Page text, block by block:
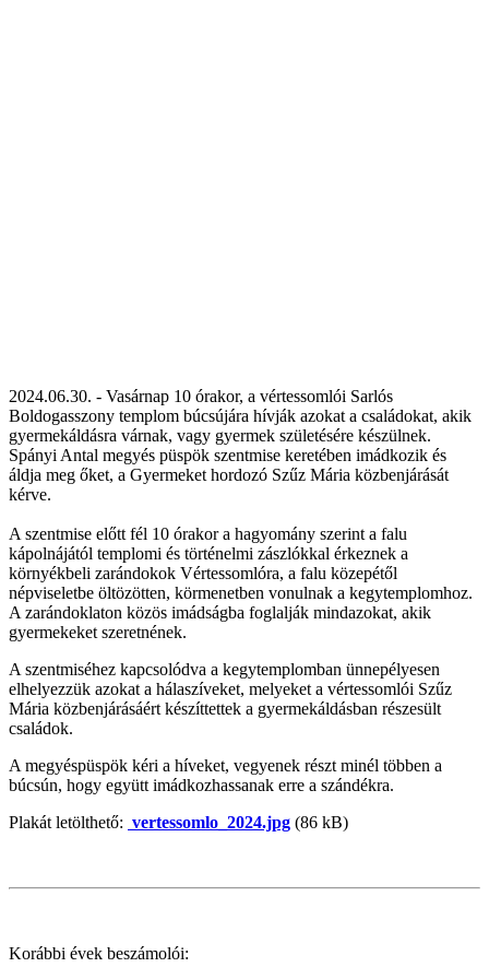
2024.06.30. - Vasárnap 10 órakor, a vértessomlói Sarlós
Boldogasszony templom búcsújára hívják azokat a családokat, akik
gyermekáldásra várnak, vagy gyermek születésére készülnek.
Spányi Antal megyés püspök szentmise keretében imádkozik és
áldja meg őket, a Gyermeket hordozó Szűz Mária közbenjárását
kérve.
A szentmise előtt fél 10 órakor a hagyomány szerint a falu
kápolnájától templomi és történelmi zászlókkal érkeznek a
környékbeli zarándokok Vértessomlóra, a falu közepétől
népviseletbe öltözötten, körmenetben vonulnak a kegytemplomhoz.
A zarándoklaton közös imádságba foglalják mindazokat, akik
gyermekeket szeretnének.
A szentmiséhez kapcsolódva a kegytemplomban ünnepélyesen
elhelyezzük azokat a hálaszíveket, melyeket a vértessomlói Szűz
Mária közbenjárásáért készíttettek a gyermekáldásban részesült
családok.
A megyéspüspök kéri a híveket, vegyenek részt minél többen a
búcsún, hogy együtt imádkozhassanak erre a szándékra.
Plakát letölthető: vertessomlo_2024.jpg (86 kB)
Korábbi évek beszámolói: